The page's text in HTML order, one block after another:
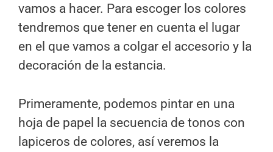
vamos a hacer. Para escoger los colores
tendremos que tener en cuenta el lugar
en el que vamos a colgar el accesorio y la
decoración de la estancia.
Primeramente, podemos pintar en una
hoja de papel la secuencia de tonos con
lapiceros de colores, así veremos la